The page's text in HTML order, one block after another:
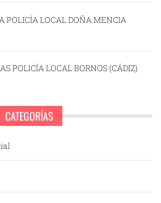
POLICÍA LOCAL DOÑA MENCIA
POLICÍA LOCAL BORNOS (CÁDIZ)
CATEGORÍAS